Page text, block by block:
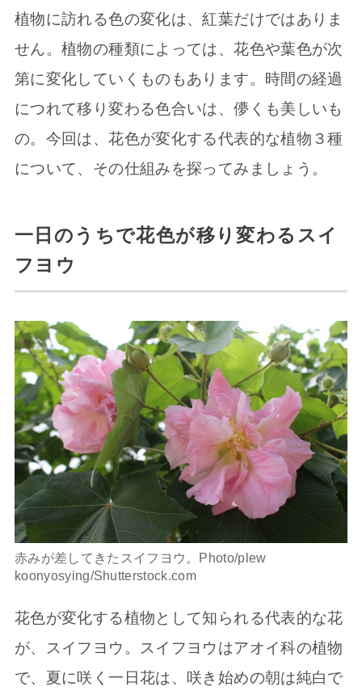
植物に訪れる色の変化は、紅葉だけではありま
せん。植物の種類によっては、花色や葉色が次
第に変化していくものもあります。時間の経過
につれて移り変わる色合いは、儚くも美しいも
の。今回は、花色が変化する代表的な植物３種
について、その仕組みを探ってみましょう。
一日のうちで花色が移り変わるスイ
フヨウ
赤みが差してきたスイフヨウ。Photo/plew
koonyosying/Shutterstock.com
花色が変化する植物として知られる代表的な花
が、スイフヨウ。スイフヨウはアオイ科の植物
で、夏に咲く一日花は、咲き始めの朝は純白で